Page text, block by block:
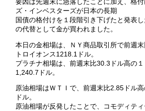
要因は先週末に急落したことに加え、格
ズ・インベスターズが日本の長期
国債の格付けを１段階引き下げたと発表
の代替として金が買われました。
本日の金相場は、ＮＹ商品取引所で前週末
トロイオンス1218.1ドル。
プラチナ相場は、前週末比30.3ドル高の
1,240.7ドル。
原油相場はＷＴＩで、前週末比2.85ドル
ドル。
原油相場が反発したことで、コモディテ